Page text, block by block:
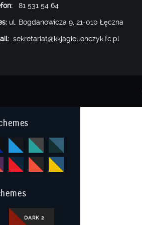
81 531 54 64
ul. Bogdanowicza 9, 21-010 Łęczna
sekretariat@kkjagiellonczyk.fc.pl
DARK 2